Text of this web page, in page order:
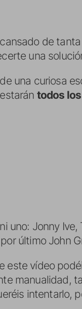
de
una
una curiosa
todos
uno: Jonny
último John
este vídeo
manualidad,
intentarlo,